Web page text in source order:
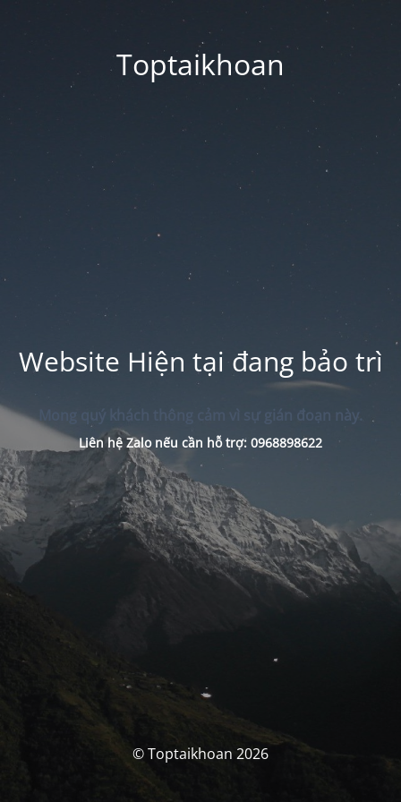
Toptaikhoan
Website Hiện tại đang bảo trì
Mong quý khách thông cảm vì sự gián đoạn này.
Liên hệ Zalo nếu cần hỗ trợ: 0968898622
© Toptaikhoan 2026